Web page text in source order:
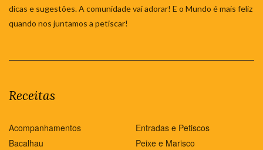
dicas e sugestões. A comunidade vai adorar! E o Mundo é mais feliz
quando nos juntamos a petiscar!
Receitas
Acompanhamentos
Bacalhau
Entradas e Petiscos
Peixe e Marisco